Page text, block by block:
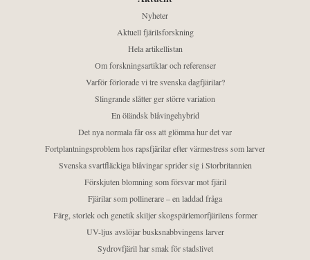
Nyheter
Aktuell fjärilsforskning
Hela artikellistan
Om forskningsartiklar och referenser
Varför förlorade vi tre svenska dagfjärilar?
Slingrande slåtter ger större variation
En öländsk blåvingehybrid
Det nya normala får oss att glömma hur det var
Fortplantningsproblem hos rapsfjärilar efter värmestress som larver
Svenska svartfläckiga blåvingar sprider sig i Storbritannien
Förskjuten blomning som försvar mot fjäril
Fjärilar som pollinerare – en laddad fråga
Färg, storlek och genetik skiljer skogspärlemorfjärilens former
UV-ljus avslöjar busksnabbvingens larver
Sydrovfjäril har smak för stadslivet